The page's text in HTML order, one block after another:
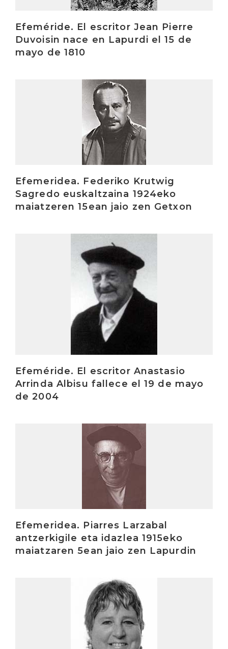
Efeméride. El escritor Jean Pierre
Duvoisin nace en Lapurdi el 15 de
mayo de 1810
Efemeridea. Federiko Krutwig
Sagredo euskaltzaina 1924eko
maiatzeren 15ean jaio zen Getxon
Efeméride. El escritor Anastasio
Arrinda Albisu fallece el 19 de mayo
de 2004
Efemeridea. Piarres Larzabal
antzerkigile eta idazlea 1915eko
maiatzaren 5ean jaio zen Lapurdin